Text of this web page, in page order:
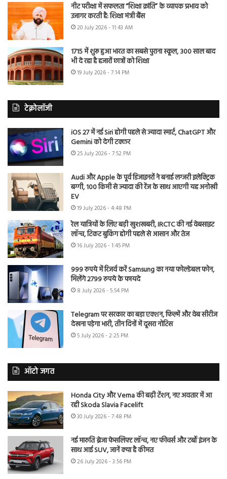
नीट परीक्षा में सफलता “शिक्षा क्रांति” के व्यापक प्रभाव को
उजागर करती है: शिक्षा मंत्री बैंस
20 July 2026 - 11:43 AM
1715 में शुरू हुआ भारत का सबसे पुराना स्कूल, 300 साल बाद
भी दे रहा है हजारों छात्रों को शिक्षा
19 July 2026 - 7:14 PM
टेक्नोलॉजी
iOS 27 में नई Siri होगी पहले से ज्यादा स्मार्ट, ChatGPT और
Gemini को देगी टक्कर
25 July 2026 - 7:52 PM
Audi और Apple के पूर्व डिजाइनरों ने बनाई लग्जरी इलेक्ट्रिक
बग्गी, 100 किमी से ज्यादा की रेंज के साथ आएगी यह अनोखी
EV
19 July 2026 - 4:48 PM
रेल यात्रियों के लिए बड़ी खुशखबरी, IRCTC की नई वेबसाइट
लॉन्च, टिकट बुकिंग होगी पहले से आसान और तेज
16 July 2026 - 1:45 PM
999 रुपये में रिजर्व करें Samsung का नया फोल्डेबल फोन,
मिलेंगे 2799 रुपये के फायदे
8 July 2026 - 5:54 PM
Telegram पर सरकार का बड़ा एक्शन, फिल्में और वेब सीरीज
देखना पड़ेगा भारी, तीन दिनों में दूसरा नोटिस
5 July 2026 - 2:25 PM
ऑटो जगत
Honda City और Verna की बढ़ी टेंशन, नए अवतार में आ
रही Skoda Slavia Facelift
30 July 2026 - 7:48 PM
नई मारुति ब्रेजा फेसलिफ्ट लॉन्च, नए फीचर्स और टर्बो इंजन के
साथ आई SUV, जानें क्या है कीमत
26 July 2026 - 3:56 PM